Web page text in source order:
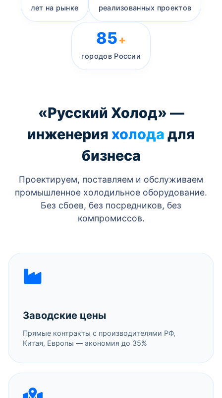
лет на рынке реализованных проектов
85+
городов России
«Русский Холод» —
инженерия холода для
бизнеса
Проектируем, поставляем и обслуживаем
промышленное холодильное оборудование.
Без сбоев, без посредников, без
компромиссов.
Заводские цены
Прямые контракты с производителями РФ,
Китая, Европы — экономия до 35%